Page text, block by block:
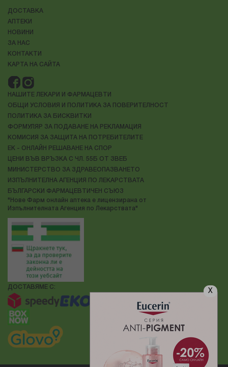
X
ДОСТАВКА
АПТЕКИ
НОВИНИ
ЗА НАС
КОНТАКТИ
КАРТА НА САЙТА
НАШИТЕ ЛЕКАРИ И ФАРМАЦЕВТИ
ОБЩИ УСЛОВИЯ И ПОЛИТИКА ЗА ПОВЕРИТЕЛНОСТ
ПОЛИТИКА ЗА БИСКВИТКИ
ФОРМУЛЯР ЗА ПОДАВАНЕ НА РЕКЛАМАЦИЯ
КОМИСИЯ ЗА ЗАЩИТА НА ПОТРЕБИТЕЛИТЕ
ЕК - ОНЛАЙН РЕШАВАНЕ НА СПОР
ЦЕНИ ВЪВ ВРЪЗКА С ЧЛ. 55Б ОТ ЗВЕБ
МИНИСТЕРСТВО ЗА ЗДРАВЕОПАЗВАНЕТО
ИЗПЪЛНИТЕЛНА АГЕНЦИЯ ПО ЛЕКАРСТВАТА
БЪЛГАРСКИ ФАРМАЦЕВТИЧЕН СЪЮЗ
"Нове Фарм онлайн аптека е лицензирана от
Изпълнителната Агенция по Лекарствата"
ДОСТАВЯМЕ С: